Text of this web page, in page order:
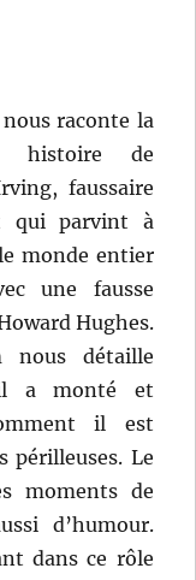
nous raconte la
histoire de
faussaire
qui parvint à
monde entier
une fausse
Hughes.
nous détaille
il a monté et
il est
périlleuses. Le
moments de
d’humour.
dans ce rôle